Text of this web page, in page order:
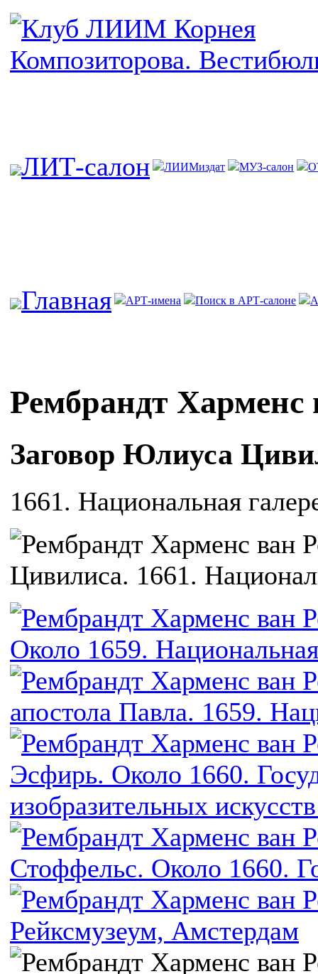
ЛИТ-салон ЛИИМиздат МУЗ-салон
Главная АРТ-имена Поиск в АРТ-салоне
Рембрандт Харменс
Заговор Юлиуса
1661. Национальная